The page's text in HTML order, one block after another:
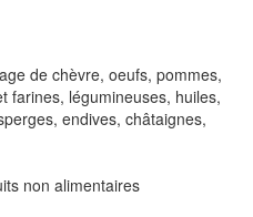
de chèvre, oeufs, pommes,
farines, légumineuses, huiles,
endives, châtaignes,
non alimentaires